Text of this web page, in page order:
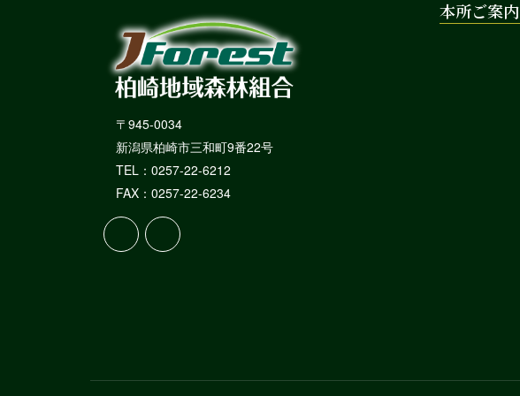
〒945-0034
新潟県柏崎市三和町9番22号
TEL：0257-22-6212
FAX：0257-22-6234
本所ご案内